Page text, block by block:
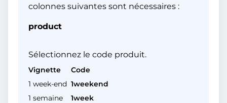
colonnes suivantes sont nécessaires :
product
Sélectionnez le code produit.
Vignette
Code
1 week-end 1weekend
1 semaine
1week